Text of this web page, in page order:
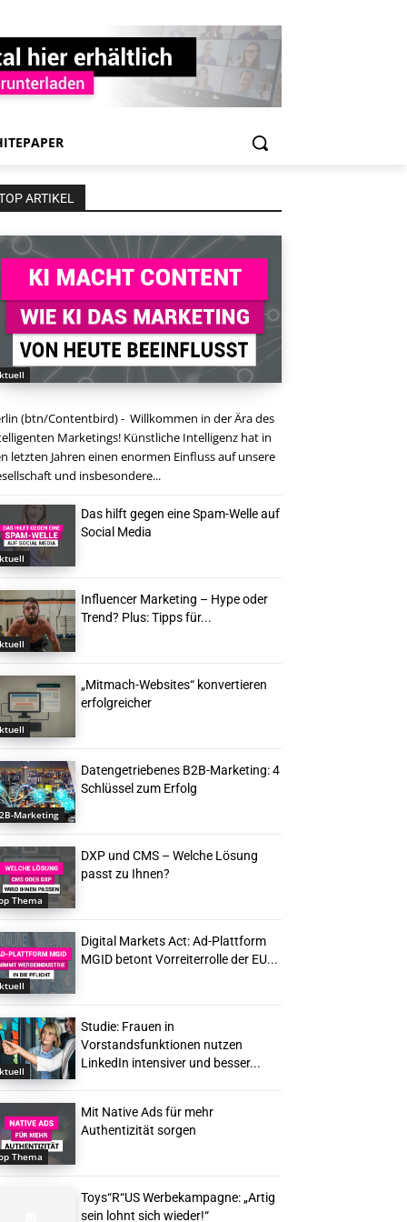
ARTIKEL
(btn/Contentbird) - Willkommen in der Ära des
Marketings! Künstliche Intelligenz hat in
letzten Jahren einen enormen Einfluss auf unsere
und insbesondere...
Das hilft gegen eine Spam-Welle auf
Social Media
Influencer Marketing – Hype oder
Trend? Plus: Tipps für...
„Mitmach-Websites“ konvertieren
erfolgreicher
Marketing
Datengetriebenes B2B-Marketing: 4
Schlüssel zum Erfolg
Thema
DXP und CMS – Welche Lösung
passt zu Ihnen?
Digital Markets Act: Ad-Plattform
MGID betont Vorreiterrolle der EU...
Studie: Frauen in
Vorstandsfunktionen nutzen
LinkedIn intensiver und besser...
Thema
Mit Native Ads für mehr
Authentizität sorgen
Toys“R“US Werbekampagne: „Artig
sein lohnt sich wieder!“